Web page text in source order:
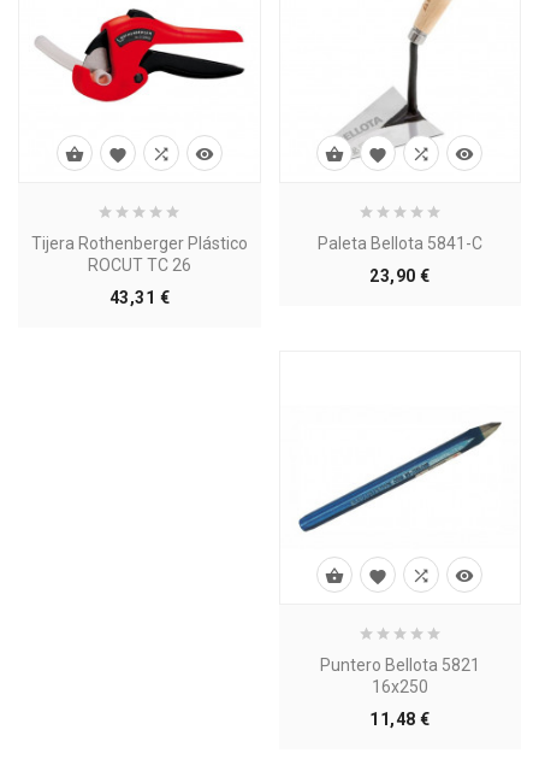
Tijera Rothenberger Plástico
ROCUT TC 26
43,31 €Precio
   
Paleta Bellota 5841-C
23,90 €Precio
   
Puntero Bellota 5821
16x250
11,48 €Precio
   